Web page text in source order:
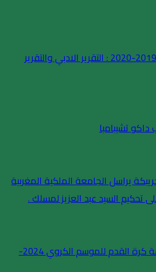
الجمع العام العادي 2019-2020 : التقرير الادبي والتقرير
داكو تشيبامبا
يراسل الجامعة الملكية المغربية
تحكيم السيد عبد العزيز لمسلك .
افتتاح التسجيل بمدرسة كرة القدم للموسم الكروي 2024-